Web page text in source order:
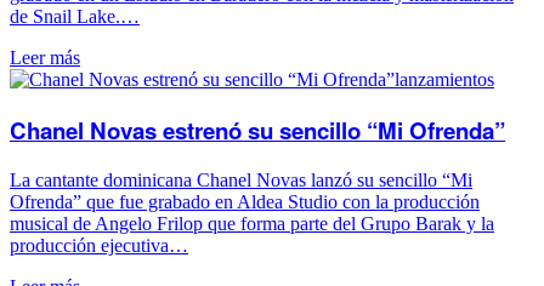
de Snail Lake.…
Leer más
lanzamientos
Chanel Novas estrenó su sencillo “Mi Ofrenda”
La cantante dominicana Chanel Novas lanzó su sencillo “Mi
Ofrenda” que fue grabado en Aldea Studio con la producción
musical de Angelo Frilop que forma parte del Grupo Barak y la
producción ejecutiva…